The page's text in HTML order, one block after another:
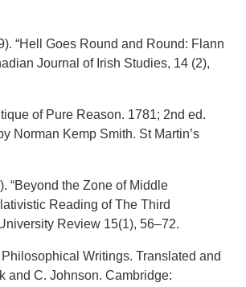
“Hell Goes Round and Round: Flann
Journal of Irish Studies, 14 (2),
of Pure Reason. 1781; 2nd ed.
Norman Kemp Smith. St Martin’s
“Beyond the Zone of Middle
Reading of The Third
Review 15(1), 56–72.
Writings. Translated and
and C. Johnson. Cambridge: